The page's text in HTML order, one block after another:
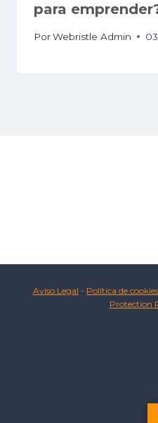
para
PorWebristle Admin
Aviso Legal - Política de cookies
Protection